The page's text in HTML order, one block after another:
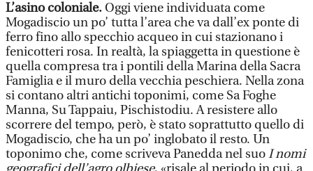
L’asino coloniale. Oggi viene individuata come
Mogadiscio un po’ tutta l’area che va dall’ex ponte di
ferro fino allo specchio acqueo in cui stazionano i
fenicotteri rosa. In realtà, la spiaggetta in questione è
quella compresa tra i pontili della Marina della Sacra
Famiglia e il muro della vecchia peschiera. Nella zona
si contano altri antichi toponimi, come Sa Foghe
Manna, Su Tappaiu, Pischistodiu. A resistere allo
scorrere del tempo, però, è stato soprattutto quello di
Mogadiscio, che ha un po’ inglobato il resto. Un
toponimo che, come scriveva Panedda nel suoI nomi